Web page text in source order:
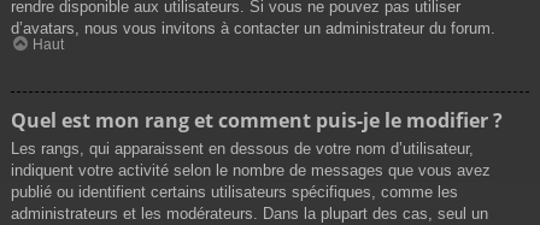
rendre disponible aux utilisateurs. Si vous ne pouvez pas utiliser
d’avatars, nous vous invitons à contacter un administrateur du forum.
Haut
Quel est mon rang et comment puis-je le modifier ?
Les rangs, qui apparaissent en dessous de votre nom d’utilisateur,
indiquent votre activité selon le nombre de messages que vous avez
publié ou identifient certains utilisateurs spécifiques, comme les
administrateurs et les modérateurs. Dans la plupart des cas, seul un